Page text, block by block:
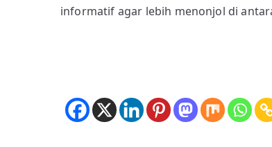
informatif agar lebih menonjol di